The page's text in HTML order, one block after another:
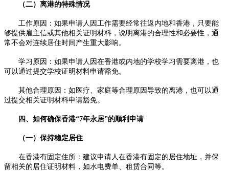
（二）离港的特殊情况
工作原因：如果申请人因工作需要经常往返内地和香港，只要能
够提供雇主信或其他相关证明材料，说明离港的合理性和必要性，通
常不会对连续居住时间产生重大影响。
学习原因：如果申请人因在香港或内地的学校学习需要离港，也
可以通过提交学校证明材料申请豁免。
其他合理原因：如医疗、家庭等合理原因导致的离港，也可以通
过提交相关证明材料申请豁免。
四、如何确保香港“7年永居”的顺利申请
（一）保持稳定居住
在香港有固定住所：建议申请人在香港有固定的居住地址，并保
留相关的居住证明材料，如水电费单、租赁合同等。